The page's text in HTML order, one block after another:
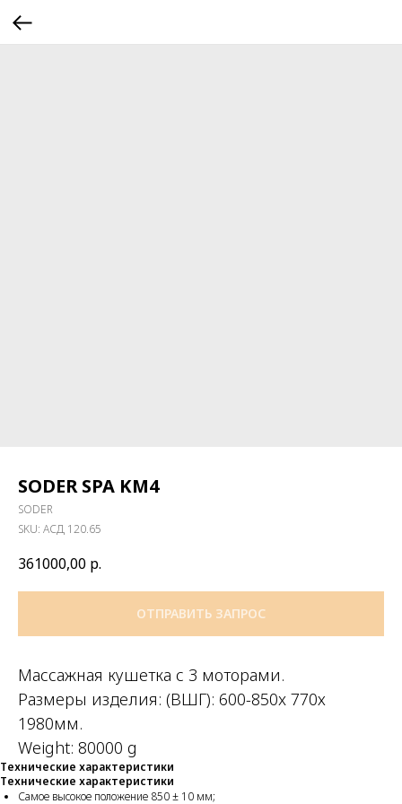
SODER SPA KM4
SODER
SKU: АСД 120.65
361000,00 р.
ОТПРАВИТЬ ЗАПРОС
Массажная кушетка с 3 моторами.
Размеры изделия: (ВШГ): 600-850x 770х
1980мм.
Weight: 80000 g
Технические характеристики
Технические характеристики
Самое высокое положение 850 ± 10 мм;